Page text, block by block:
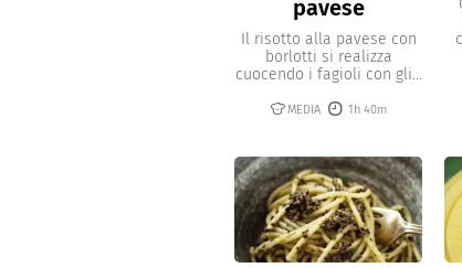
pavese
Il risotto alla pavese con
borlotti si realizza
cuocendo i fagioli con gli...
MEDIA 1h 40m